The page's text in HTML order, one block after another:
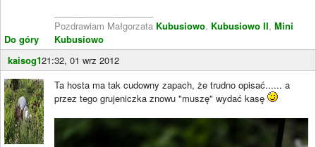
Do góry
Pozdrawiam Małgorzata Kubusiowo, Kubusiowo II, Mini
Kubusiowo
kaisog121:32, 01 wrz 2012
Ta hosta ma tak cudowny zapach, że trudno opisać...... a
przez tego grujeniczka znowu "muszę" wydać kasę